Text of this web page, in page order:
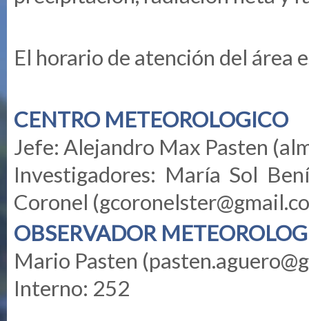
El horario de atención del área
CENTRO METEOROLOGICO
Jefe: Alejandro Max Pasten (
Investigadores: María Sol
Coronel (
OBSERVADOR
Mario Pasten (
Interno: 252